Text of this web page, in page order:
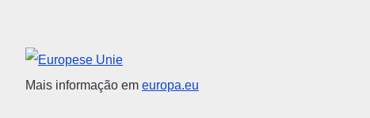
União Europeia
Mais informação em europa.eu